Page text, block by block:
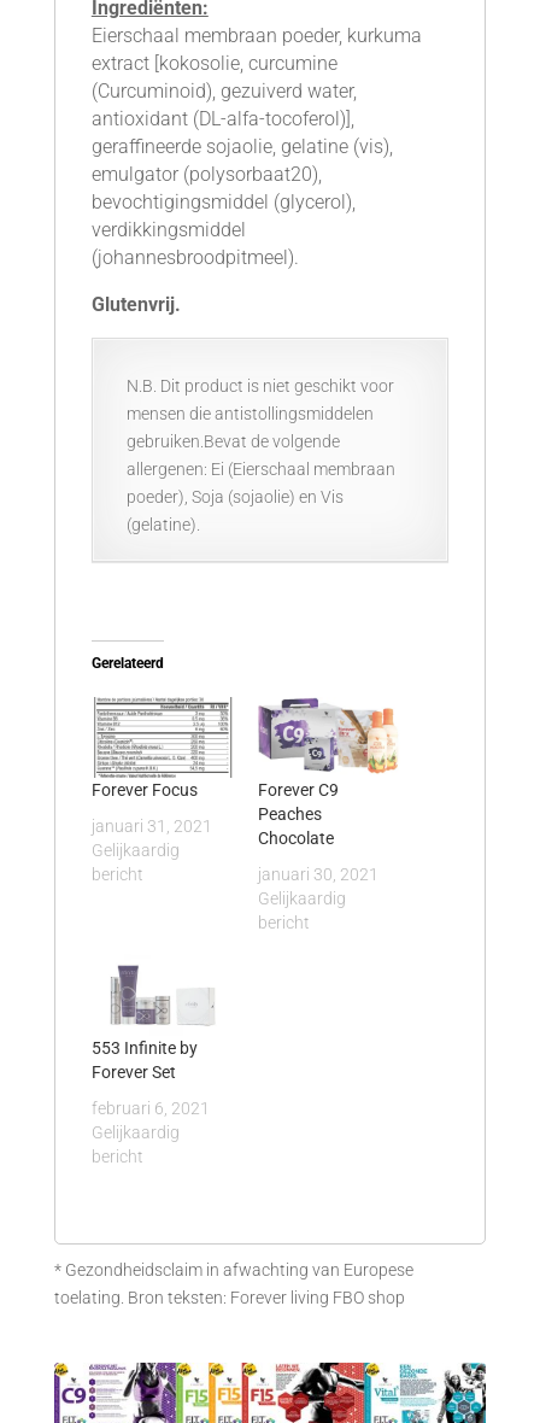
Ingrediënten:
Eierschaal membraan poeder, kurkuma
extract [kokosolie, curcumine
(Curcuminoid), gezuiverd water,
antioxidant (DL-alfa-tocoferol)],
geraffineerde sojaolie, gelatine (vis),
emulgator (polysorbaat20),
bevochtigingsmiddel (glycerol),
verdikkingsmiddel
(johannesbroodpitmeel).
Glutenvrij.
N.B. Dit product is niet geschikt voor
mensen die antistollingsmiddelen
gebruiken.Bevat de volgende
allergenen: Ei (Eierschaal membraan
poeder), Soja (sojaolie) en Vis
(gelatine).
Gerelateerd
Forever Focus
januari 31, 2021
Gelijkaardig
bericht
Forever C9
Peaches
Chocolate
januari 30, 2021
Gelijkaardig
bericht
553 Infinite by
Forever Set
februari 6, 2021
Gelijkaardig
bericht
* Gezondheidsclaim in afwachting van Europese
toelating. Bron teksten: Forever living FBO shop